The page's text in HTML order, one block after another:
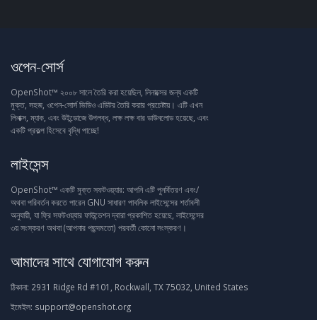
ওপেন-সোর্স
OpenShot™ ২০০৮ সালে তৈরি করা হয়েছিল, লিনাক্সের জন্য একটি
মুক্ত, সহজ, ওপেন-সোর্স ভিডিও এডিটর তৈরি করার প্রচেষ্টায়। এটি এখন
লিনাক্স, ম্যাক, এবং উইন্ডোজে উপলব্ধ, লক্ষ লক্ষ বার ডাউনলোড হয়েছে, এবং
একটি প্রকল্প হিসেবে বৃদ্ধি পাচ্ছে!
লাইসেন্স
OpenShot™ একটি মুক্ত সফটওয়্যার: আপনি এটি পুনর্বিতরণ এবং/
অথবা পরিবর্তন করতে পারেন GNU সাধারণ পাবলিক লাইসেন্সের শর্তাবলী
অনুযায়ী, যা ফ্রি সফটওয়্যার ফাউন্ডেশন দ্বারা প্রকাশিত হয়েছে, লাইসেন্সের
৩য় সংস্করণ অথবা (আপনার পছন্দমতো) পরবর্তী কোনো সংস্করণ।
আমাদের সাথে যোগাযোগ করুন
ঠিকানা: 2931 Ridge Rd #101, Rockwall, TX 75032, United States
ইমেইল: support@openshot.org